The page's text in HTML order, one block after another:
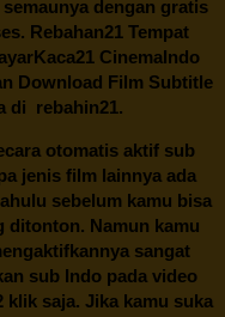
dengan gratis
Rebahan21 Tempat
CinemaIndo
Download Film Subtitle
di rebahin21.
otomatis aktif sub
jenis film lainnya ada
sebelum kamu bisa
ditonton. Namun kamu
sangat
sub Indo pada video
klik saja. Jika kamu suka